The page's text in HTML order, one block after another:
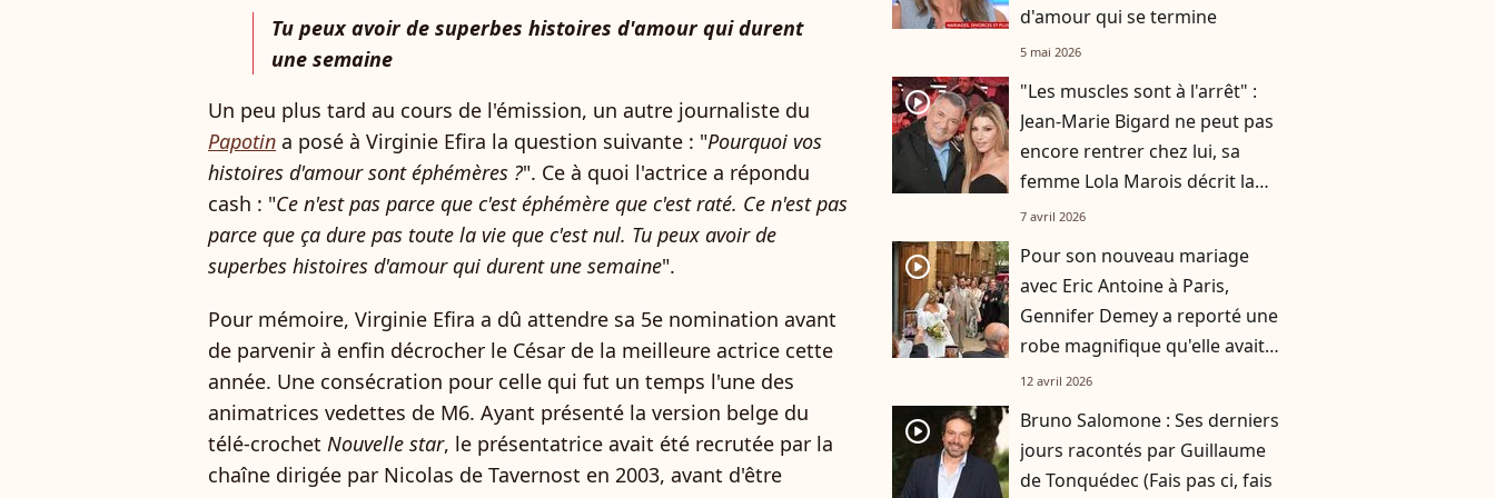
Tu peux avoir de superbes histoires d'amour qui durent
une semaine
Un peu plus tard au cours de l'émission, un autre journaliste du
Papotin a posé à Virginie Efira la question suivante : "Pourquoi vos
histoires d'amour sont éphémères ?". Ce à quoi l'actrice a répondu
cash : "Ce n'est pas parce que c'est éphémère que c'est raté. Ce n'est pas
parce que ça dure pas toute la vie que c'est nul. Tu peux avoir de
superbes histoires d'amour qui durent une semaine".
Pour mémoire, Virginie Efira a dû attendre sa 5e nomination avant
de parvenir à enfin décrocher le César de la meilleure actrice cette
année. Une consécration pour celle qui fut un temps l'une des
animatrices vedettes de M6. Ayant présenté la version belge du
télé-crochet Nouvelle star, le présentatrice avait été recrutée par la
chaîne dirigée par Nicolas de Tavernost en 2003, avant d'être
d'amour qui se termine
5 mai 2026
player2
"Les muscles sont à l'arrêt" :
Jean-Marie Bigard ne peut pas
encore rentrer chez lui, sa
femme Lola Marois décrit la
situation
7 avril 2026
player2
Pour son nouveau mariage
avec Eric Antoine à Paris,
Gennifer Demey a reporté une
robe magnifique qu'elle avait
pour leur union en Provence
12 avril 2026
player2
Bruno Salomone : Ses derniers
jours racontés par Guillaume
de Tonquédec (Fais pas ci, fais